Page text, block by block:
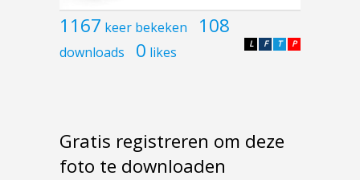
1167 keer bekeken 108
downloads 0 likes P
T
F
L
Gratis registreren om deze
foto te downloaden